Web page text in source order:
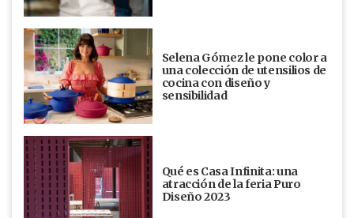
Selena Gómez le pone color a
una colección de utensilios de
cocina con diseño y
sensibilidad
Qué es Casa Infinita: una
atracción de la feria Puro
Diseño 2023